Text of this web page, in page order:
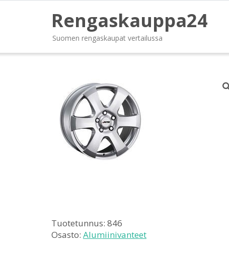
Rengaskauppa24
Suomen rengaskaupat vertailussa
Tuotetunnus: 846
Osasto: Alumiinivanteet